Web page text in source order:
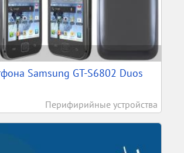
Samsung GT-S6802 Duos
Перифирийные устройства